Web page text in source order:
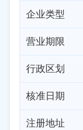
企业类型
营业期限
行政区划
核准日期
注册地址